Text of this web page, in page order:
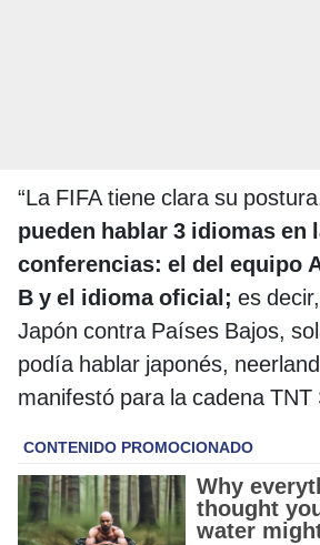
“La FIFA tiene clara su
pueden hablar 3 idiomas en
conferencias: el del equipo
B y el idioma oficial; es
Japón contra Países Bajos,
podía hablar japonés,
manifestó para la cadena TNT